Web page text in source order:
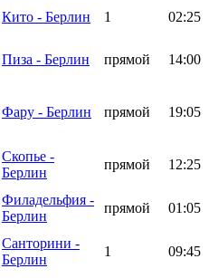
Кито - Берлин 1 02:25
Пиза - Берлин прямой 14:00
Фару - Берлин прямой 19:05
Скопье -
Берлин
прямой 12:25
Филадельфия -
Берлин
прямой 01:05
Санторини -
Берлин
1 09:45